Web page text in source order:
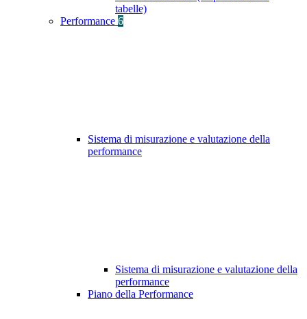
tabelle)
Performance 6
Sistema di misurazione e valutazione della
performance
Sistema di misurazione e valutazione della
performance
Piano della Performance